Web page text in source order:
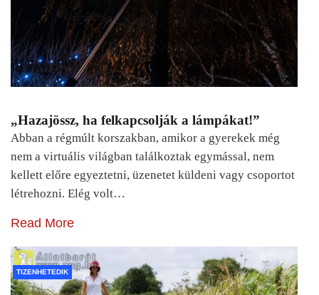
„Hazajössz, ha felkapcsolják a lámpákat!”
Abban a régmúlt korszakban, amikor a gyerekek még
nem a virtuális világban találkoztak egymással, nem
kellett előre egyeztetni, üzenetet küldeni vagy csoportot
létrehozni. Elég volt…
Read More
TIZENHETEDIK